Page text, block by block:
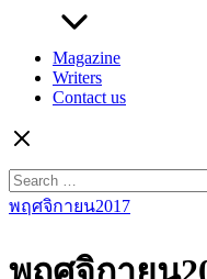
Magazine
Writers
Contact us
for:
พฤศจิกายน2017